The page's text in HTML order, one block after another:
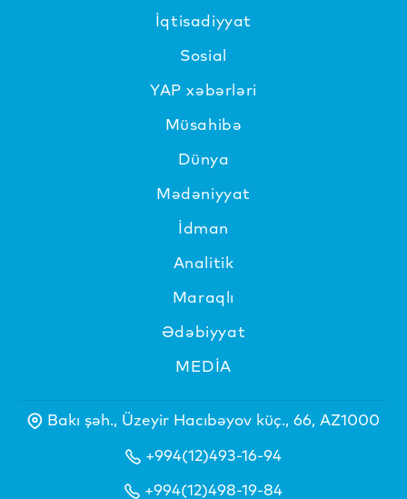
İqtisadiyyat
Sosial
YAP xəbərləri
Müsahibə
Dünya
Mədəniyyat
İdman
Analitik
Maraqlı
Ədəbiyyat
MEDİA
Bakı şəh., Üzeyir Hacıbəyov küç., 66, AZ1000
+994(12)493-16-94
+994(12)498-19-84